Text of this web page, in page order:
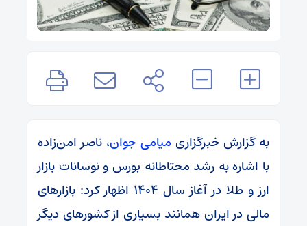
به گزارش خبرگزاری میامی جوان، ناصر امن‌زاده
با اشاره به رشد محتاطانه بورس و نوسانات بازار
ارز و طلا در آغاز سال ۱۴۰۴ اظهار کرد: بازارهای
مالی در ایران همانند بسیاری از کشورهای دیگر